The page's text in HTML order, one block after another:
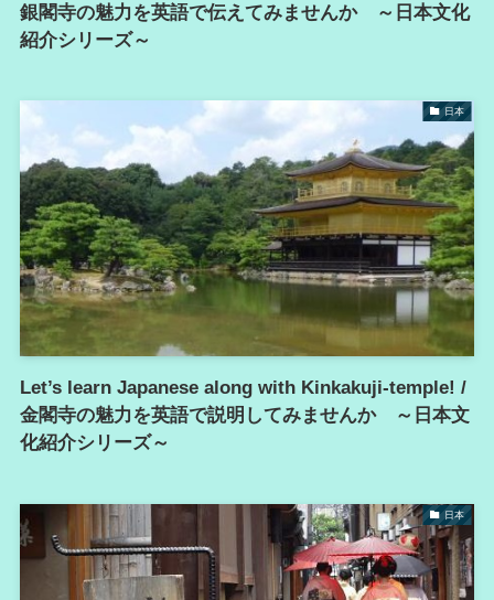
銀閣寺の魅力を英語で伝えてみませんか ～日本文化
紹介シリーズ～
日本
Let’s learn Japanese along with Kinkakuji-temple! /
金閣寺の魅力を英語で説明してみませんか ～日本文
化紹介シリーズ～
日本